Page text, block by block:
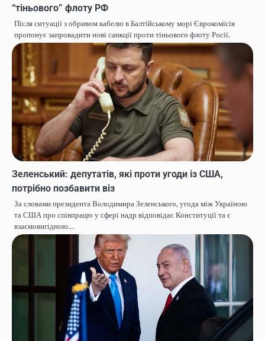
“тіньового” флоту РФ
Після ситуації з обривом кабелю в Балтійському морі Єврокомісія
пропонує запровадити нові санкції проти тіньового флоту Росії.
Зеленський: депутатів, які проти угоди із США,
потрібно позбавити віз
За словами президента Володимира Зеленського, угода між Україною
та США про співпрацю у сфері надр відповідає Конституції та є
взаємовигідною…